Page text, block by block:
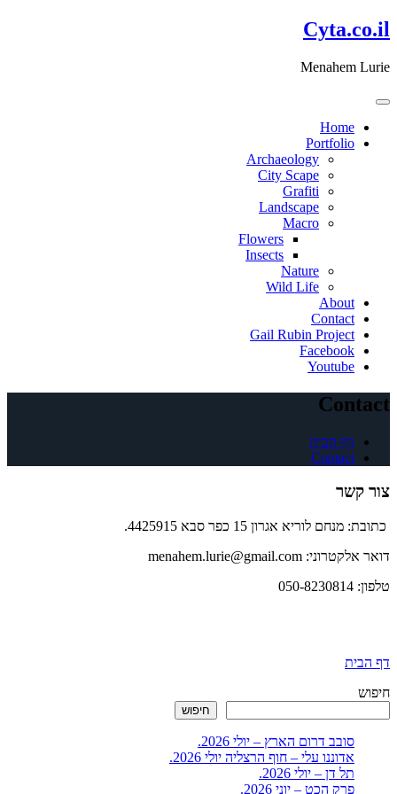
דלג
לתוכן
Cyta.co.il
Menahem Lurie
Home
Portfolio
Archaeology
City Scape
Grafiti
Landscape
Macro
Flowers
Insects
Nature
Wild Life
About
Contact
Gail Rubin Project
Facebook
Youtube
Contact
דף הבית
Contact
צור קשר
כתובת: מנחם לוריא אגרון 15 כפר סבא 4425915.
דואר אלקטרוני: menahem.lurie@gmail.com
טלפון: 050-8230814
דף הבית
חיפוש
חיפוש
סובב דרום הארץ – יולי 2026.
אדוננו עלי – חוף הרצליה יולי 2026.
תל דן – יולי 2026.
פרק הכט – יוני 2026.